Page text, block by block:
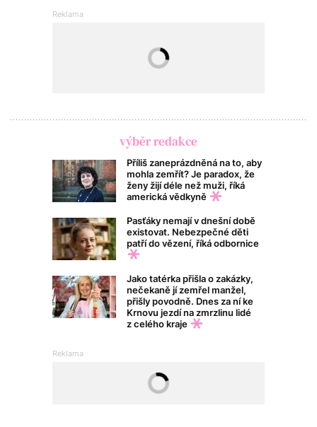
výběr redakce
Příliš zaneprázdněná na to, aby
mohla zemřít? Je paradox, že
ženy žijí déle než muži, říká
americká vědkyně
Pasťáky nemají v dnešní době
existovat. Nebezpečné děti
patří do vězení, říká odbornice
Jako tatérka přišla o zakázky,
nečekaně jí zemřel manžel,
přišly povodně. Dnes za ní ke
Krnovu jezdí na zmrzlinu lidé
z celého kraje